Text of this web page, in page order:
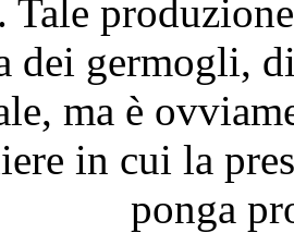
dei germogli,
ma è
in cui la
ponga